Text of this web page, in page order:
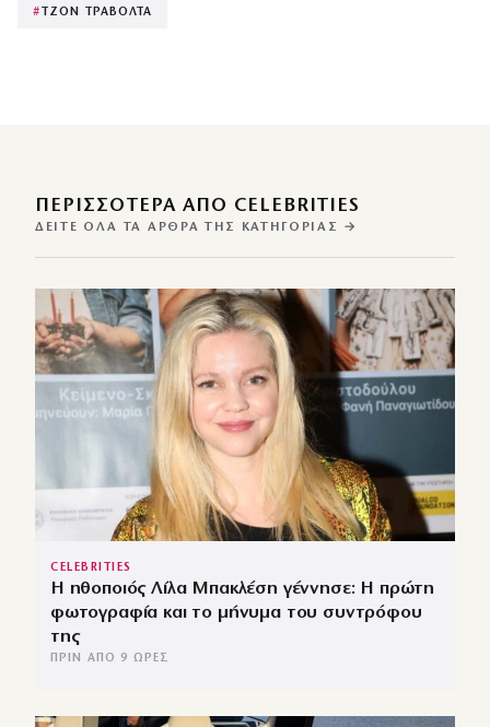
# ΤΖΟΝ ΤΡΑΒΟΛΤΑ
ΠΕΡΙΣΣΌΤΕΡΑ ΑΠΌ CELEBRITIES
ΔΕΊΤΕ ΌΛΑ ΤΑ ΆΡΘΡΑ ΤΗΣ ΚΑΤΗΓΟΡΊΑΣ →
CELEBRITIES
Η ηθοποιός Λίλα Μπακλέση γέννησε: Η πρώτη
φωτογραφία και το μήνυμα του συντρόφου
της
ΠΡΙΝ ΑΠΌ 9 ΏΡΕΣ